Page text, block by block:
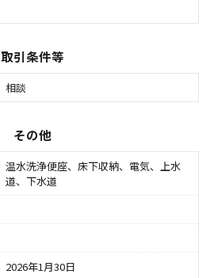
取引条件等
相談
その他
温水洗浄便座、床下収納、電気、上水
道、下水道
2026年1月30日